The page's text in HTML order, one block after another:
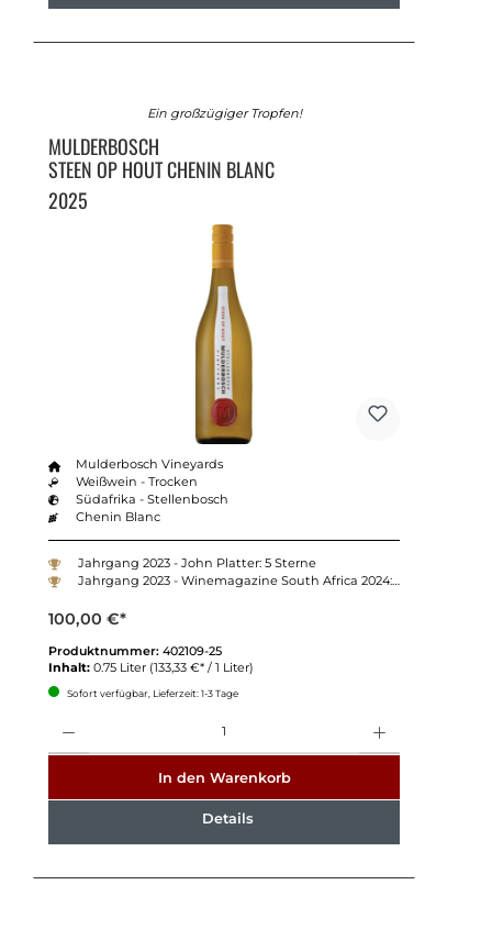
Ein großzügiger Tropfen!
MULDERBOSCH
STEEN OP HOUT CHENIN BLANC
2025
Mulderbosch Vineyards
Weißwein - Trocken
Südafrika - Stellenbosch
Chenin Blanc
Jahrgang 2023 - John Platter: 5 Sterne
Jahrgang 2023 - Winemagazine South Africa 2024: 89 Punkte
100,00 €*
Produktnummer: 402109-25
Inhalt: 0.75 Liter (133,33 €* / 1 Liter)
Sofort verfügbar, Lieferzeit: 1-3 Tage
In den Warenkorb
Details